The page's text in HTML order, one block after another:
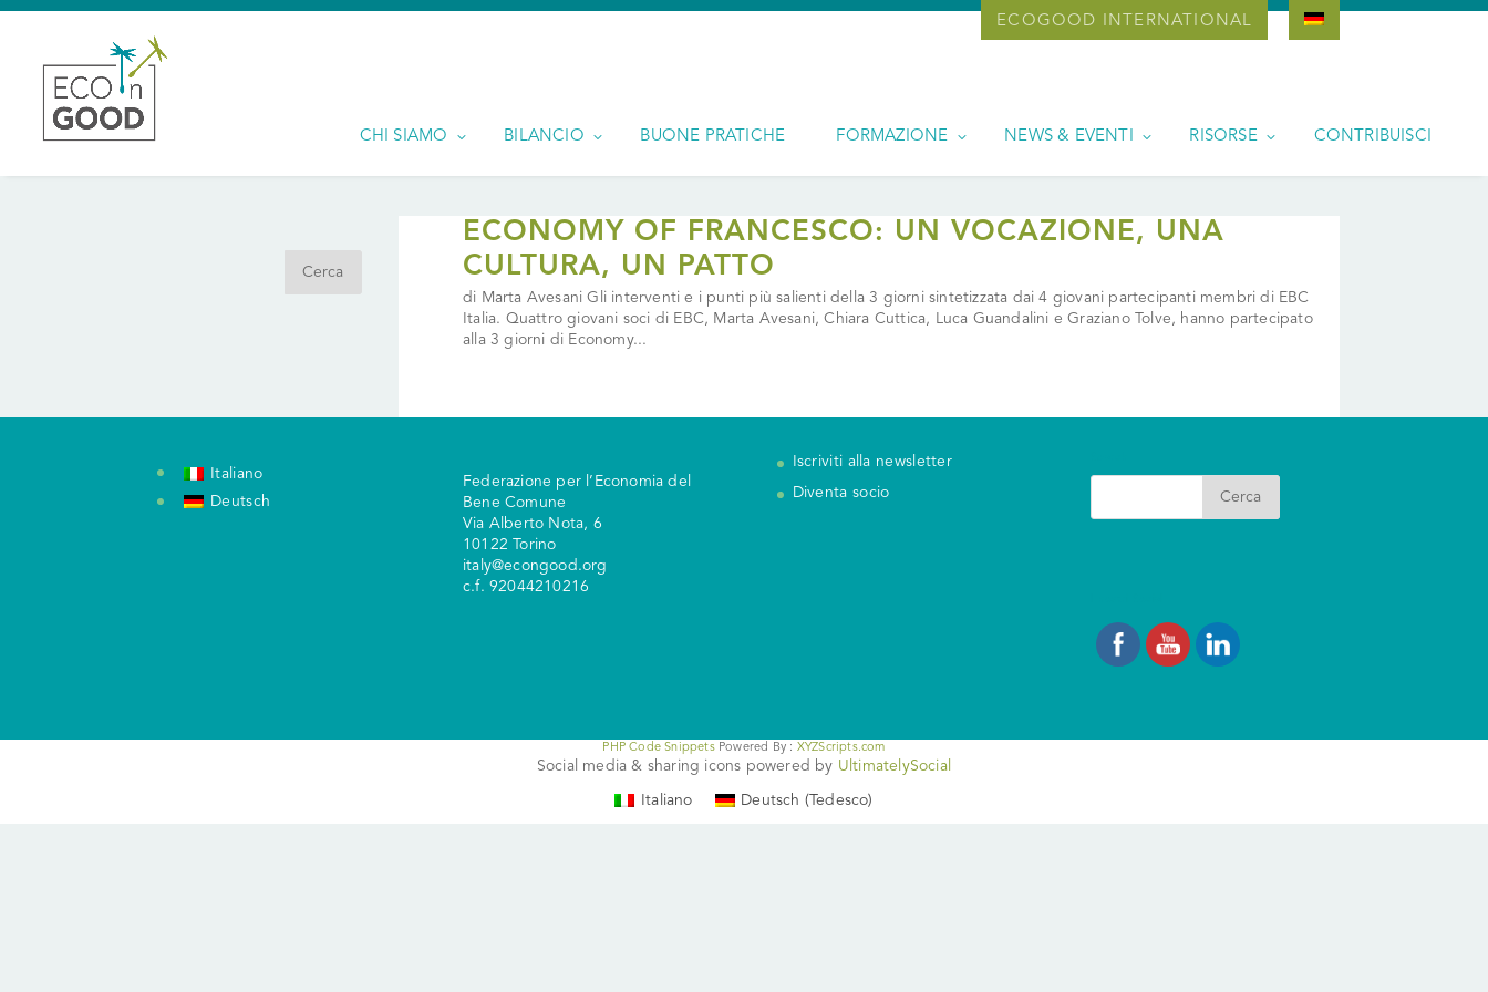
ECOGOOD INTERNATIONAL
CHI SIAMO BILANCIO BUONE PRATICHE FORMAZIONE NEWS & EVENTI RISORSE CONTRIBUISCI
ECONOMY OF FRANCESCO: UN VOCAZIONE, UNA
CULTURA, UN PATTO
di Marta Avesani Gli interventi e i punti più salienti della 3 giorni sintetizzata dai 4 giovani partecipanti membri di EBC
Italia. Quattro giovani soci di EBC, Marta Avesani, Chiara Cuttica, Luca Guandalini e Graziano Tolve, hanno partecipato
alla 3 giorni di Economy...
Italiano
Deutsch
Federazione per l’Economia del
Bene Comune
Via Alberto Nota, 6
10122 Torino
italy@econgood.org
c.f. 92044210216
Iscriviti alla newsletter
Diventa socio
PHP Code SnippetsPowered By : XYZScripts.com
Social media & sharing icons powered by UltimatelySocial
Italiano Deutsch (Tedesco)